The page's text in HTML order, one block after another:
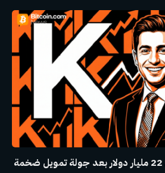
كالشي تصل تقييمها إلى 22 مليار دولار بعد جولة تمويل ضخمة